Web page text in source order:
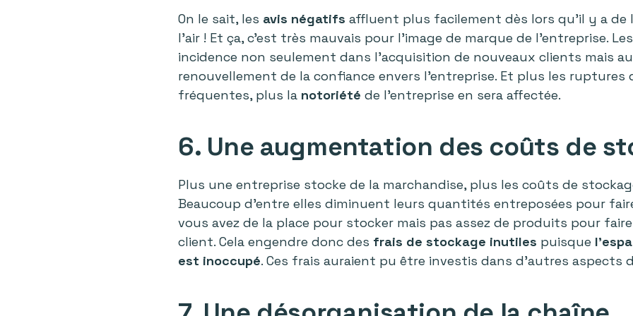
On le sait, les avis négatifs affluent plus facilement dès lors qu’il y a de
l’air ! Et ça, c’est très mauvais pour l’image de marque de l’entreprise.
incidence non seulement dans l’acquisition de nouveaux clients mais
renouvellement de la confiance envers l’entreprise. Et plus les
fréquentes, plus la notoriété de l’entreprise en sera affectée.
6. Une augmentation des coûts de
Plus une entreprise stocke de la marchandise, plus les coûts de
Beaucoup d’entre elles diminuent leurs quantités entreposées pour
vous avez de la place pour stocker mais pas assez de produits pour
client. Cela engendre donc des frais de stockage inutiles puisque
est inoccupé. Ces frais auraient pu être investis dans d’autres aspects